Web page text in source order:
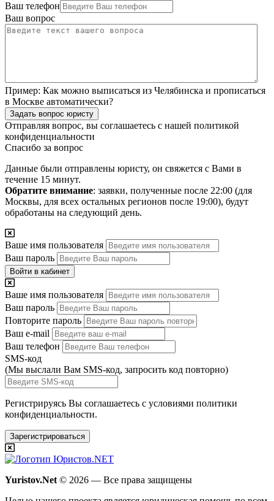
Ваш телефон
Ваш вопрос
Пример: Как можно выписаться из Челябинска и прописаться
в Москве автоматически?
Задать вопрос юристу
Отправляя вопрос, вы соглашаетесь с нашей политикой
конфиденциальности
Спасибо за вопрос
Данные были отправлены юристу, он свяжется с Вами в
течение 15 минут.
Обратите внимание: заявки, полученные после 22:00 (для
Москвы, для всех остальных регионов после 19:00), будут
обработаны на следующий день.
Ваше имя пользователя
Ваш пароль
Войти в кабинет
Ваше имя пользователя
Ваш пароль
Повторите пароль
Ваш e-mail
Ваш телефон
SMS-код
(Мы выслали Вам SMS-код, запросить код повторно)
Регистрируясь Вы соглашаетесь с условиями политики
конфиденциальности.
Зарегистрироваться
Yuristov.Net © 2026 — Все права защищены